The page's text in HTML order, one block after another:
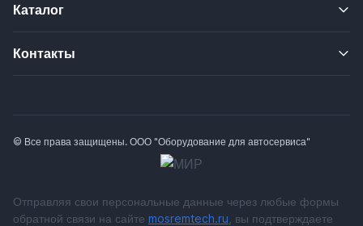
Каталог
Контакты
© Все права защищены. ООО "Оборудование для автосервиса"
Отправляя свои персональные данные через любые формы
обратной связи на сайте mosremtech.ru , вы подтверждаете